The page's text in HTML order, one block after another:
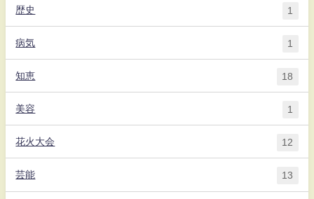
歴史 1
病気 1
知恵 18
美容 1
花火大会 12
芸能 13